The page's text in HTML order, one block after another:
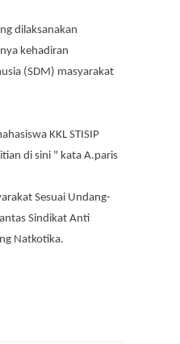
dilaksanakan
kehadiran
(SDM) masyarakat
KKL STISIP
di sini " kata A.paris
Sesuai Undang-
Sindikat Anti
Natkotika.